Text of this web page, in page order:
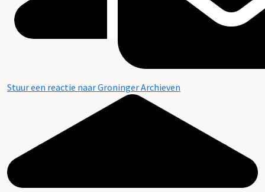
Stuur een reactie naar Groninger Archieven